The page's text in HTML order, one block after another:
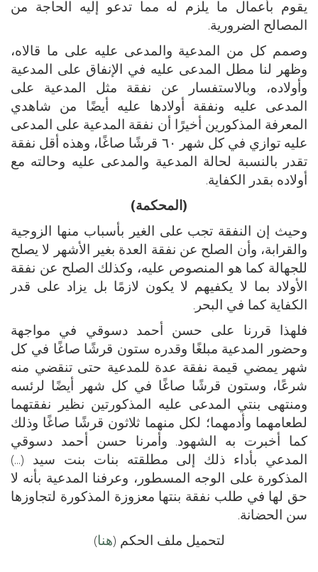
يقوم بأعمال ما يلزم له مما تدعو إليه الحاجة من
المصالح الضرورية.
وصمم كل من المدعية والمدعى عليه على ما قالاه،
وظهر لنا مطل المدعى عليه في الإنفاق على المدعية
وأولاده، وبالاستفسار عن نفقة مثل المدعية على
المدعى عليه ونفقة أولادها عليه أيضًا من شاهدي
المعرفة المذكورين أخيرًا أن نفقة المدعية على المدعى
عليه توازي في كل شهر ٦٠ قرشًا صاغًا، وهذه أقل نفقة
تقدر بالنسبة لحالة المدعية والمدعى عليه وحالته مع
أولاده بقدر الكفاية.
(المحكمة)
وحيث إن النفقة تجب على الغير بأسباب منها الزوجية
والقرابة، وأن الصلح عن نفقة العدة بغير الأشهر لا يصلح
للجهالة كما هو المنصوص عليه، وكذلك الصلح عن نفقة
الأولاد بما لا يكفيهم لا يكون لازمًا بل يزاد على قدر
الكفاية كما في البحر.
فلهذا قررنا على حسن أحمد دسوقي في مواجهة
وحضور المدعية مبلغًا وقدره ستون قرشًا صاغًا في كل
شهر يمضي قيمة نفقة عدة للمدعية حتى تنقضي منه
شرعًا، وستون قرشًا صاغًا في كل شهر أيضًا لرئسه
ومنتهى بنتي المدعى عليه المذكورتين نظير نفقتهما
لطعامهما وأدمهما؛ لكل منهما ثلاثون قرشًا صاغًا وذلك
كما أخبرت به الشهود. وأمرنا حسن أحمد دسوقي
المدعي بأداء ذلك إلى مطلقته بنات بنت سيد (...)
المذكورة على الوجه المسطور، وعرفنا المدعية بأنه لا
حق لها في طلب نفقة بنتها معزوزة المذكورة لتجاوزها
سن الحضانة.
لتحميل ملف الحكم (هنا)